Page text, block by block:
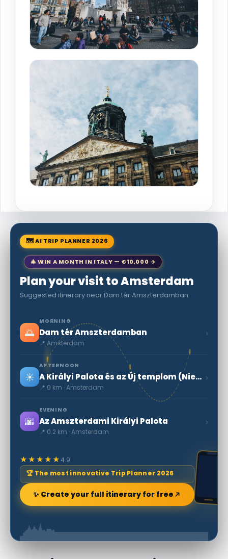
🗺 AI TRIP PLANNER 2026
🎄 WIN A MONTH IN ITALY — €10,000 →
Plan your visit to Amsterdam
Suggested itinerary near Dam tér Amszterdamban
🌅
MORNING
Dam tér Amszterdamban
📍 Amsterdam
›
☀️
AFTERNOON
A Királyi Palota és az Új templom (Nieuwe Kerk) között
📍 0 km · Amsterdam
›
🌆
EVENING
Az Amszterdami Királyi Palota
📍 0.2 km · Amsterdam
›
★★★★★4.9
🏆 The most innovative Trip Planner 2026
✨ Create your full itinerary for free